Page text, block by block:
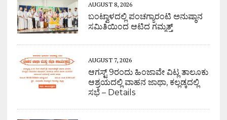
AUGUST 8, 2026
ಬಂಟ್ವಾಳದಲ್ಲಿ ಪಂಚಗ್ಯಾರಂಟಿ ಅನುಷ್ಠಾನ
ಸಮಿತಿಯಿಂದ ಆಟಿದ ಗಮ್ಮತ್ತ್
AUGUST 7, 2026
ಆಗಸ್ಟ್ 9ರಂದು ಹಿಂಜಾವೇ ವಿಟ್ಲ ತಾಲೂಕು
ಆಶ್ರಯದಲ್ಲಿ ವಾಹನ ಜಾಥಾ, ಕಲ್ಲಡ್ಕದಲ್ಲಿ
ಸಭೆ – Details